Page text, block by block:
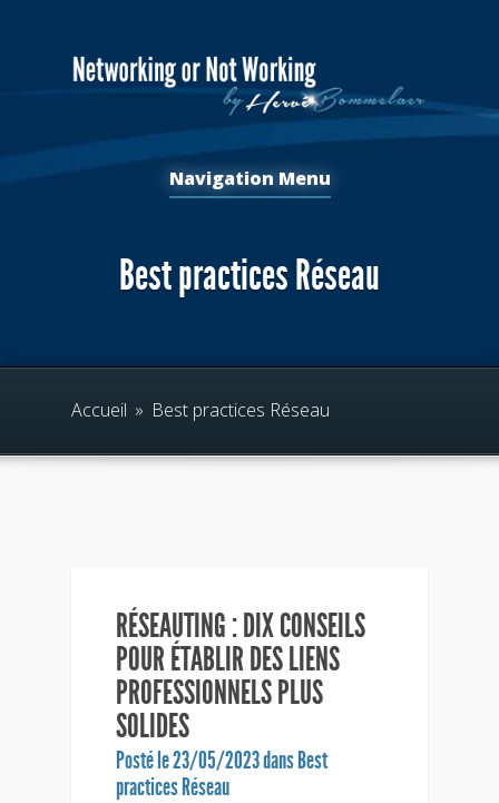
Navigation Menu
Best practices Réseau
Accueil » Best practices Réseau
RÉSEAUTING : DIX CONSEILS
POUR ÉTABLIR DES LIENS
PROFESSIONNELS PLUS
SOLIDES
Posté le 23/05/2023 dansBest
practices Réseau